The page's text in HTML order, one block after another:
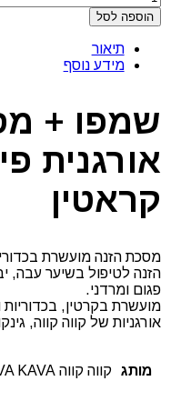
של
שמפו
מ"ל
מ"ל
אורגנית
פיצפוצי
קראטין
קווה
הוספה לסל
תיאור
מידע נוסף
שמפו +
אורגנית
קראטין
הזנה לטיפול בשיער עבה,
פגום ומרדני.
אורגניות של קווה קווה,
מותג קווה קווה KAVA KAVA